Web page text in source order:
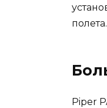
полета.
Piper